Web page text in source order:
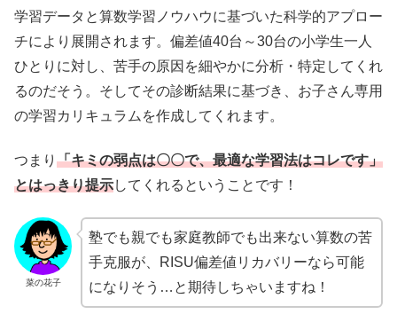
学習データと算数学習ノウハウに基づいた科学的アプロー
チにより展開されます。偏差値40台～30台の小学生一人
ひとりに対し、苦手の原因を細やかに分析・特定してくれ
るのだそう。そしてその診断結果に基づき、お子さん専用
の学習カリキュラムを作成してくれます。
つまり 「キミの弱点は〇〇で、最適な学習法はコレです」
とはっきり提示してくれるということです！
菜の花子
塾でも親でも家庭教師でも出来ない算数の苦
手克服が、RISU偏差値リカバリーなら可能
になりそう…と期待しちゃいますね！